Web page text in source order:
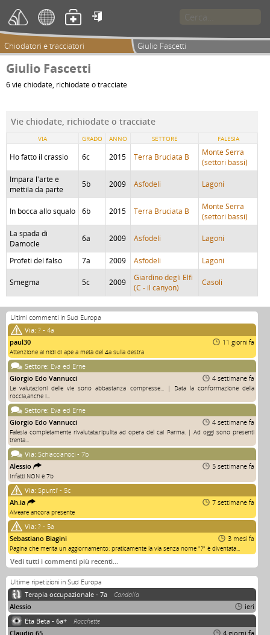

Chiodatori e tracciatori Giulio Fascetti
Giulio Fascetti
6 vie chiodate, richiodate o tracciate
Vie chiodate, richiodate o tracciate
VIA GRADO ANNO SETTORE FALESIA
Ho fatto il crassio 6c 2015 Terra Bruciata B
Monte Serra
(settori bassi)
Impara l'arte e
mettila da parte
5b 2009 Asfodeli Lagoni
In bocca allo squalo 6b 2015 Terra Bruciata B
Monte Serra
(settori bassi)
La spada di
Damocle
6a 2009 Asfodeli Lagoni
Profeti del falso 7a 2009 Asfodeli Lagoni
Smegma 5c 2009
Giardino degli Elfi
(C - il canyon)
Casoli
Ultimi commenti in Sud Europa
Via: ? - 4a
paul30
11 giorni fa
Attenzione ai nidi di ape a metà del 4a sulla destra
Settore: Eva ed Erne
Giorgio Edo Vannucci
4 settimane fa
Le valutazioni delle vie sono abbastanza compresse... | Data la conformazione della
roccia,anche i...
Settore: Eva ed Erne
Giorgio Edo Vannucci
4 settimane fa
Falesia completamente rivalutata,ripulita ad opera del cai Parma. | Ad oggi sono presenti
trenta...
Via: Schiaccianoci - 7b
Alessio
5 settimane fa
Infatti NON è 7b
Via: Spunti' - 5c
Ah.ia
7 settimane fa
Alveare ancora presente
Via: ? - 5a
Sebastiano Biagini
3 mesi fa
Pagina che merita un aggiornamento: praticamente la via senza nome "?" è diventata...
Vedi tutti i commenti più recenti…
Ultime ripetizioni in Sud Europa
Terapia occupazionale - 7a
Candalla
Alessio
ieri
Eta Beta - 6a+
Rocchette
Claudio 65
4 giorni fa